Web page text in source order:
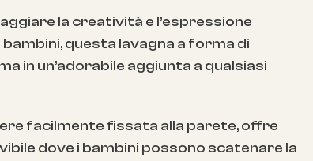
la creatività e l’espressione
questa lavagna a forma di
in un’adorabile aggiunta a qualsiasi
facilmente fissata alla parete, offre
dove i bambini possono scatenare la